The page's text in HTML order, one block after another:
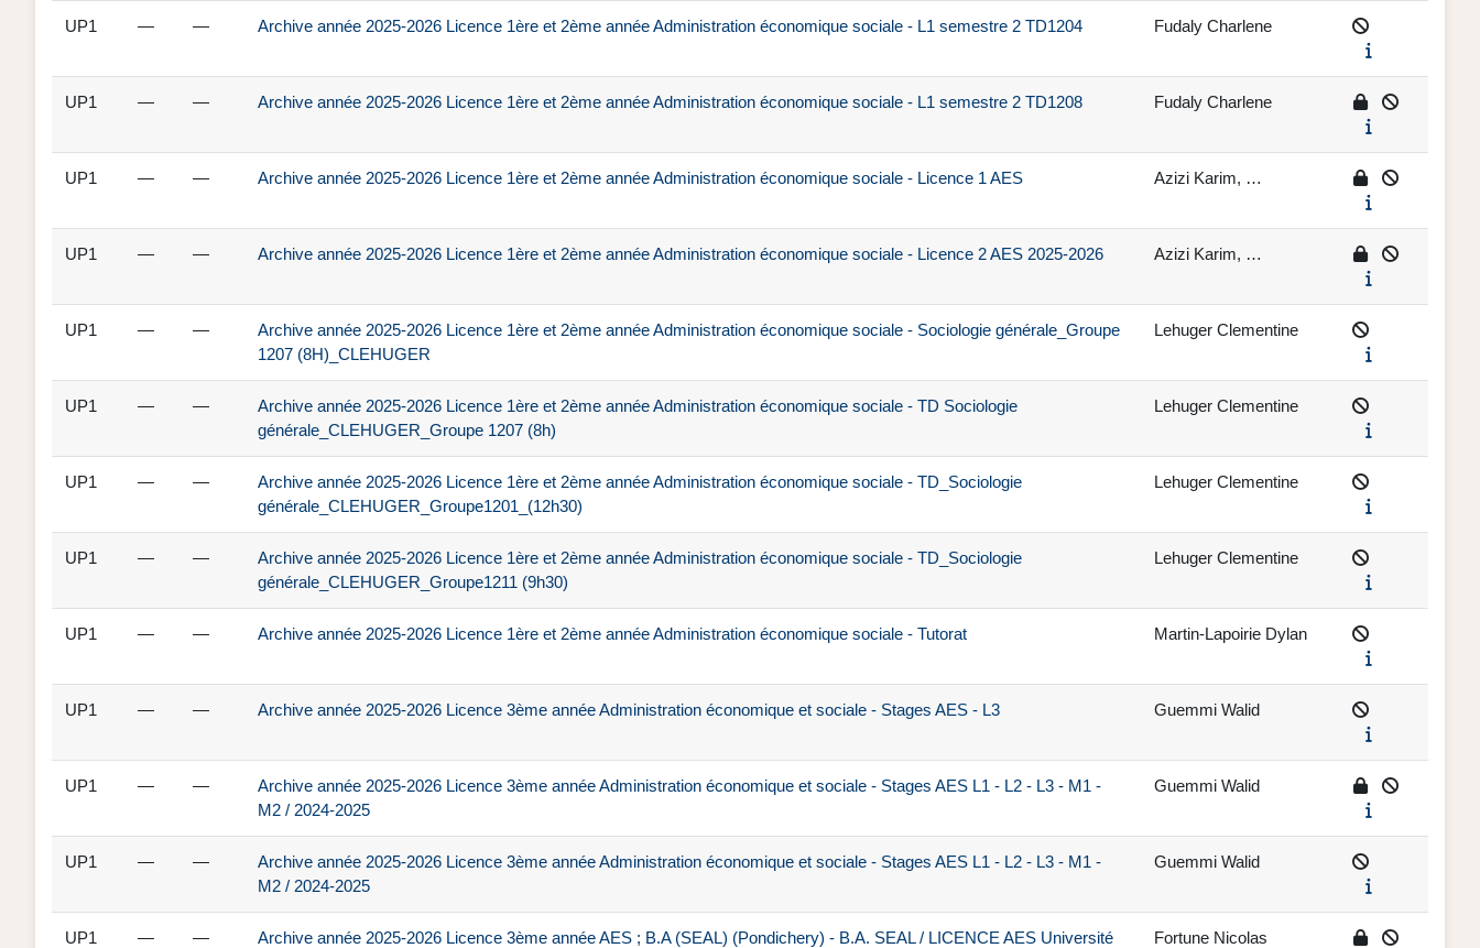
UP1 — — Archive année 2025-2026 Licence 1ère et 2ème année Administration économique sociale - L1 semestre 2 TD1204 Fudaly Charlene
UP1 — — Archive année 2025-2026 Licence 1ère et 2ème année Administration économique sociale - L1 semestre 2 TD1208 Fudaly Charlene
UP1 — — Archive année 2025-2026 Licence 1ère et 2ème année Administration économique sociale - Licence 1 AES Azizi Karim, …
UP1 — — Archive année 2025-2026 Licence 1ère et 2ème année Administration économique sociale - Licence 2 AES 2025-2026 Azizi Karim, …
UP1 — —
Archive année 2025-2026 Licence 1ère et 2ème année Administration économique sociale - Sociologie générale_Groupe
1207 (8H)_CLEHUGER
Lehuger Clementine
UP1 — —
Archive année 2025-2026 Licence 1ère et 2ème année Administration économique sociale - TD Sociologie
générale_CLEHUGER_Groupe 1207 (8h)
Lehuger Clementine
UP1 — —
Archive année 2025-2026 Licence 1ère et 2ème année Administration économique sociale - TD_Sociologie
générale_CLEHUGER_Groupe1201_(12h30)
Lehuger Clementine
UP1 — —
Archive année 2025-2026 Licence 1ère et 2ème année Administration économique sociale - TD_Sociologie
générale_CLEHUGER_Groupe1211 (9h30)
Lehuger Clementine
UP1 — — Archive année 2025-2026 Licence 1ère et 2ème année Administration économique sociale - Tutorat Martin-Lapoirie Dylan
UP1 — — Archive année 2025-2026 Licence 3ème année Administration économique et sociale - Stages AES - L3 Guemmi Walid
UP1 — —
Archive année 2025-2026 Licence 3ème année Administration économique et sociale - Stages AES L1 - L2 - L3 - M1 -
M2 / 2024-2025
Guemmi Walid
UP1 — —
Archive année 2025-2026 Licence 3ème année Administration économique et sociale - Stages AES L1 - L2 - L3 - M1 -
M2 / 2024-2025
Guemmi Walid
UP1 — —
Archive année 2025-2026 Licence 3ème année AES ; B.A (SEAL) (Pondichery) - B.A. SEAL / LICENCE AES Université
Fortune Nicolas